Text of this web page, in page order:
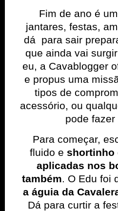
Fim de ano é
jantares, festas,
dá para sair
que ainda vai
eu, a Cavablogger
e propus uma
tipos de
acessório, ou
pode
Para começar,
fluido e shortinho
aplicadas nos
também. O Edu foi
a águia da
Dá para curtir a